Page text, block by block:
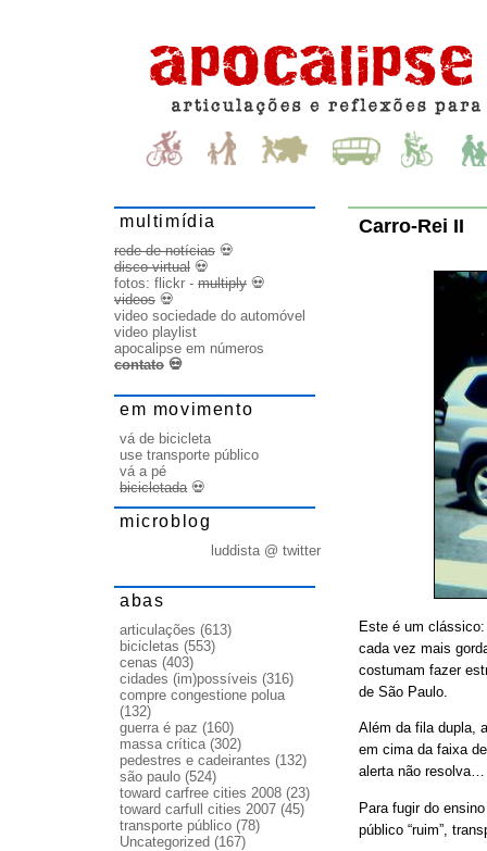
Carro-Rei II
Este é um
cada vez mais
costumam fazer
de São Paulo.
Além da fila dupla,
em cima da faixa
alerta não resolva…
Para fugir do
público “ruim”,
multimídia
rede de notícias 💀
disco virtual 💀
fotos: flickr - multiply 💀
videos 💀
video sociedade do automóvel
video playlist
apocalipse em números
contato 💀
em movimento
vá de bicicleta
use transporte público
vá a pé
bicicletada💀
microblog
luddista @ twitter
abas
articulações (613)
bicicletas (553)
cenas (403)
cidades (im)possíveis (316)
compre congestione polua
(132)
guerra é paz (160)
massa crítica(302)
pedestres e cadeirantes (132)
são paulo (524)
toward carfree cities 2008 (23)
toward carfull cities 2007 (45)
transporte público (78)
Uncategorized (167)